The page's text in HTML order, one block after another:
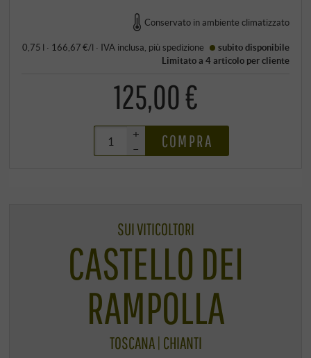
Conservato in ambiente climatizzato
0,75 l · 166,67 €/l · IVA inclusa, piùspedizione
subito disponibile
Limitato a 4 articolo per cliente
125,00 €
+
–
COMPRA
SUI VITICOLTORI
CASTELLO DEI
RAMPOLLA
TOSCANA | CHIANTI